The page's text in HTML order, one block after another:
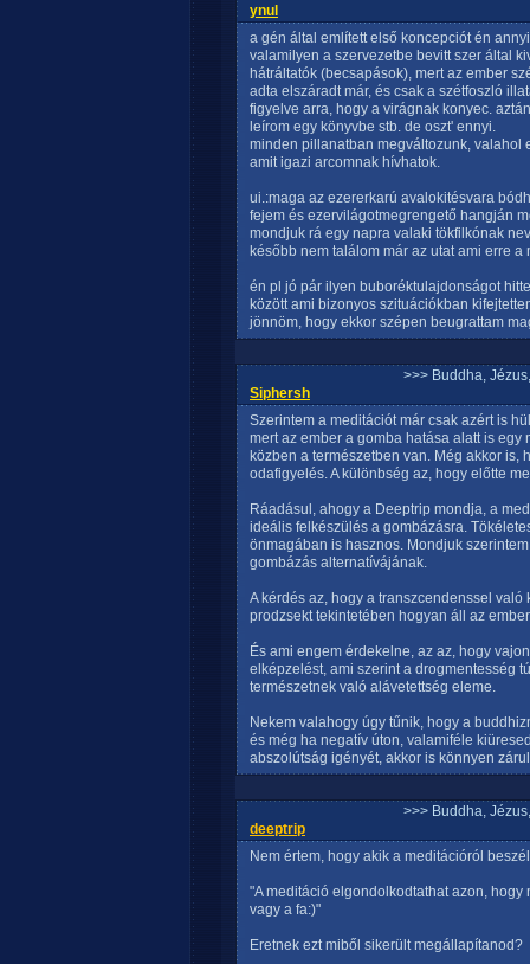
ynul
a gén által említett első koncepciót én
valamilyen a szervezetbe bevitt szer által
hátráltatók (becsapások), mert az ember
adta elszáradt már, és csak a szétfoszló
figyelve arra, hogy a virágnak konyec.
leírom egy könyvbe stb. de oszt' ennyi.
minden pillanatban megváltozunk, valahol
amit igazi arcomnak hívhatok.
ui.:maga az ezererkarú avalokitésvara
fejem és ezervilágotmegrengető hangján
mondjuk rá egy napra valaki tökfilkónak
később nem találom már az utat ami erre
én pl jó pár ilyen buboréktulajdonságot
között ami bizonyos szituációkban
jönnöm, hogy ekkor szépen beugrattam
>>> Buddha,
Siphersh
Szerintem a meditációt már csak azért is
mert az ember a gomba hatása alatt is
közben a természetben van. Még akkor
odafigyelés. A különbség az, hogy előtte
Ráadásul, ahogy a Deeptrip mondja, a
ideális felkészülés a gombázásra.
önmagában is hasznos. Mondjuk
gombázás alternatívájának.
A kérdés az, hogy a transzcendenssel
prodzsekt tekintetében hogyan áll az
És ami engem érdekelne, az az, hogy
elképzelést, ami szerint a drogmentesség
természetnek való alávetettség eleme.
Nekem valahogy úgy tűnik, hogy a
és még ha negatív úton, valamiféle
abszolútság igényét, akkor is könnyen
>>> Buddha,
deeptrip
Nem értem, hogy akik a meditációról
"A meditáció elgondolkodtathat azon,
vagy a fa:)"
Eretnek ezt miből sikerült megállapítanod?